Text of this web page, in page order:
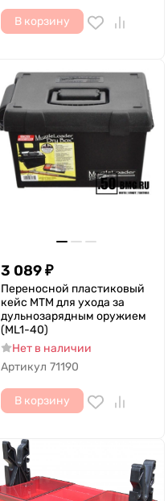
В корзину
3 089₽
Переносной пластиковый
кейс MTM для ухода за
дульнозарядным оружием
(ML1-40)
Нет в наличии
Артикул 71190
В корзину